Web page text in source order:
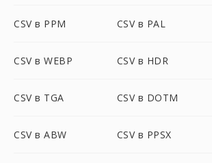
CSV в PPM CSV в PAL
CSV в WEBP CSV в HDR
CSV в TGA CSV в DOTM
CSV в ABW CSV в PPSX